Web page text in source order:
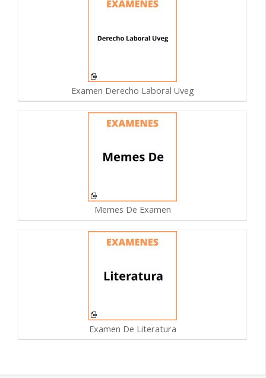
Examen Derecho Laboral Uveg
Memes De Examen
Examen De Literatura